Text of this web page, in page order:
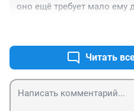
оно ещё требует мало ему
Читать